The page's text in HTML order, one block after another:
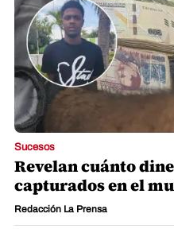
Sucesos
Revelan cuánto
capturados en el
Redacción La Prensa